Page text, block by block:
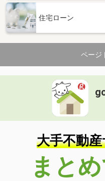
住宅ローン
ページ
大手不動
まと